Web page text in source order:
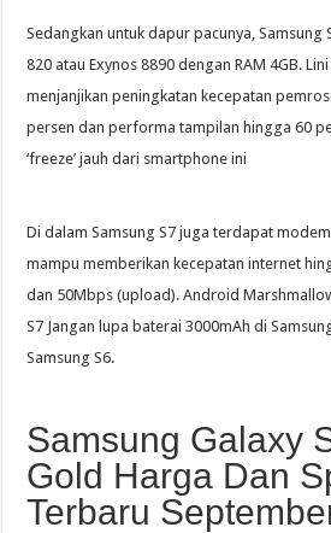
Sedangkan untuk dapur pacunya, Samsung
820 atau Exynos 8890 dengan RAM 4GB.
menjanjikan peningkatan kecepatan
persen dan performa tampilan hingga 60
‘freeze’ jauh dari smartphone ini
Di dalam Samsung S7 juga terdapat modem
mampu memberikan kecepatan internet
dan 50Mbps (upload). Android
S7 Jangan lupa baterai 3000mAh di
Samsung S6.
Samsung Galaxy
Gold Harga Dan
Terbaru